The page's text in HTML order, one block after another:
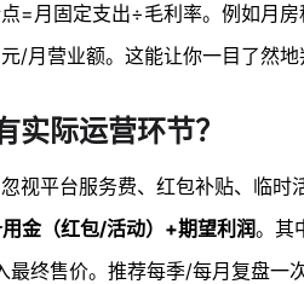
=月固定支出÷毛利率。例如月
/月营业额。这能让你一目了然
实际运营环节？
视平台服务费、红包补贴、临时
金（红包/活动）+期望利润。其
终售价。推荐每季/每月复盘一